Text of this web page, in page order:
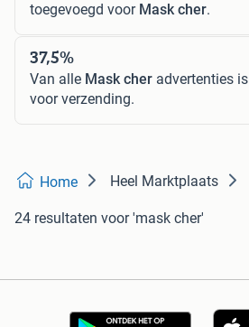
toegevoegd voor Mask cher.
37,5%
Van alle Mask cher advertenties is
voor verzending.
Home Heel Marktplaats
24 resultaten voor 'mask cher'